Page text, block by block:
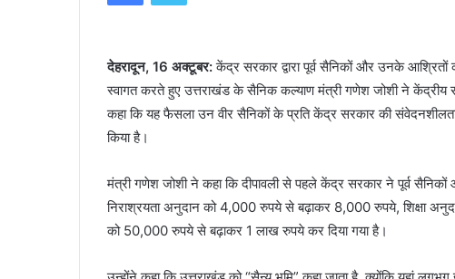
देहरादून, 16 अक्टूबर:केंद्र सरकार द्वारा पूर्व सैनिकों और उनके आश्रितों
स्वागत करते हुए उत्तराखंड के सैनिक कल्याण मंत्री गणेश जोशी ने केंद्रीय
कहा कि यह फैसला उन वीर सैनिकों के प्रति केंद्र सरकार की संवेदनशीलता
किया है।
मंत्री गणेश जोशी ने कहा कि दीपावली से पहले केंद्र सरकार ने पूर्व सैनिकों
निराश्रयता अनुदान को 4,000 रुपये से बढ़ाकर 8,000 रुपये, शिक्षा
को 50,000 रुपये से बढ़ाकर 1 लाख रुपये कर दिया गया है।
देखकर
बाइक
रपटने
से
मौके
पर